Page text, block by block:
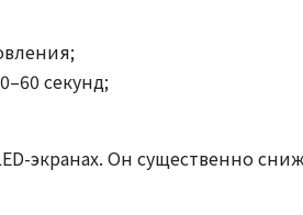
секунд;
экранах. Он существенно